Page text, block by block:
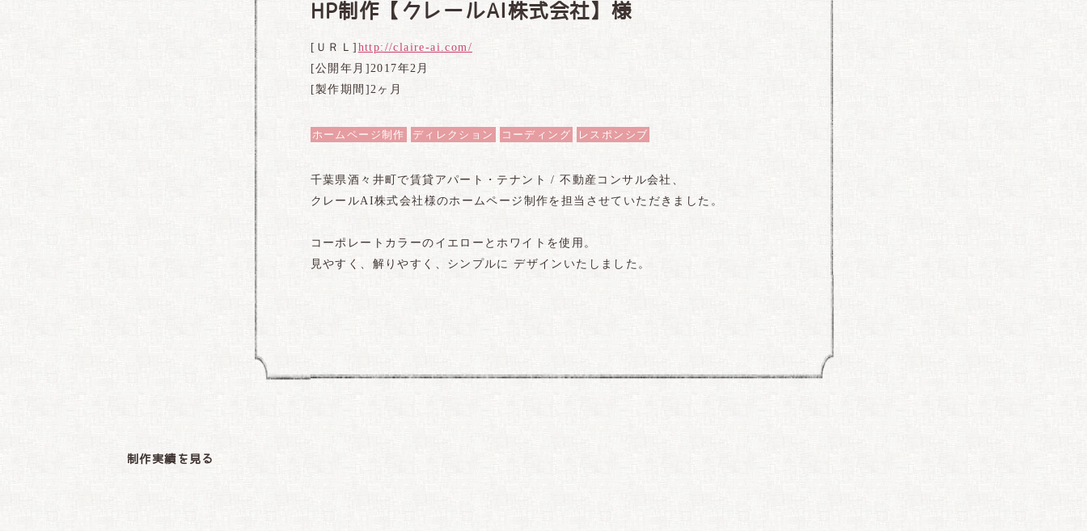
HP制作【クレールAI株式会社】様
[ＵＲＬ] http://claire-ai.com/
[公開年月]2017年2月
[製作期間]2ヶ月
ホームページ制作 ディレクション コーディング レスポンシブ
千葉県酒々井町で賃貸アパート・テナント / 不動産コンサル会社、
クレールAI株式会社様のホームページ制作を担当させていただきました。
コーポレートカラーのイエローとホワイトを使用。
見やすく、解りやすく、シンプルに デザインいたしました。
制作実績を見る